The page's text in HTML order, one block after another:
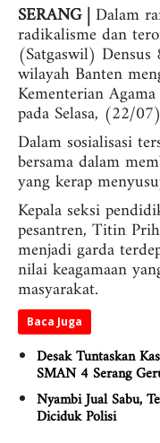
SERANG | Dalam
radikalisme dan
(Satgaswil)
wilayah Banten
Kementerian
pada Selasa, (22/
Dalam sosialisasi
bersama dalam
yang kerap
Kepala seksi
pesantren, Titin
menjadi garda
nilai keagamaan
masyarakat.
Baca Juga
Desak Tuntaskan
SMAN 4 Serang
Nyambi Jual Sabu,
Diciduk Polisi